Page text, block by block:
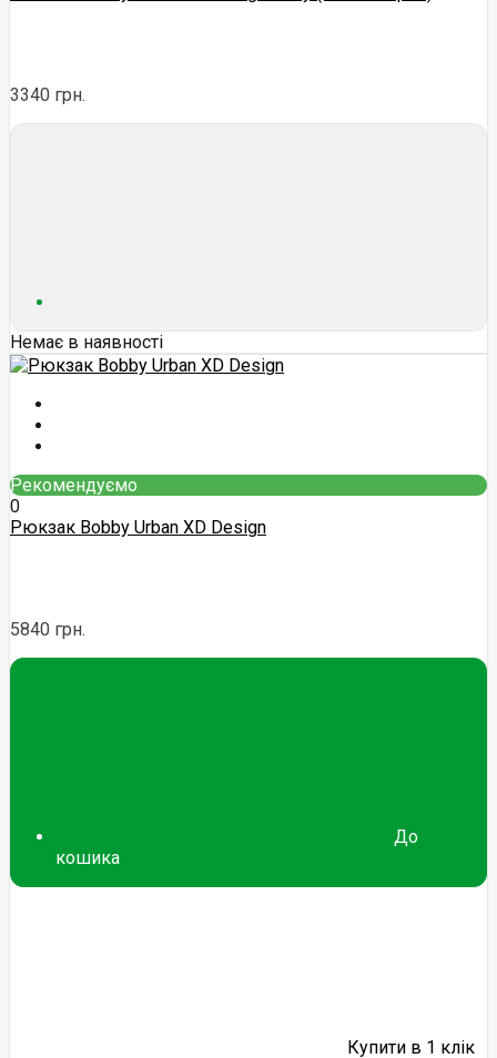
3340 грн.
Немає в наявності
Рекомендуємо
0
Рюкзак Bobby Urban XD Design
5840 грн.
До
кошика
Купити в 1 клік